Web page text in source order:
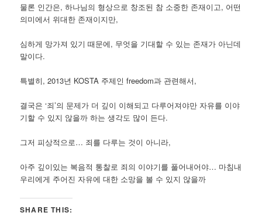
물론 인간은, 하나님의 형상으로 창조된 참 소중한 존재이고, 어떤
의미에서 위대한 존재이지만,
심하게 망가져 있기 때문에, 무엇을 기대할 수 있는 존재가 아닌데
말이다.
특별히, 2013년 KOSTA 주제인 freedom과 관련해서,
결국은 ‘죄’의 문제가 더 깊이 이해되고 다루어져야만 자유를 이야
기할 수 있지 않을까 하는 생각도 많이 든다.
그저 피상적으로… 죄를 다루는 것이 아니라,
아주 깊이있는 복음적 통찰로 죄의 이야기를 풀어내어야… 마침내
우리에게 주어진 자유에 대한 소망을 볼 수 있지 않을까
SHARE THIS: